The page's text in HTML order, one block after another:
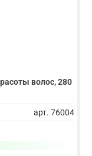
волос, 280
арт. 76004